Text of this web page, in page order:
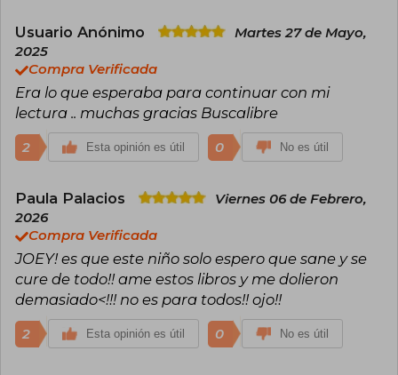
Usuario Anónimo
Martes 27 de Mayo,
2025
Compra Verificada
Era lo que esperaba para continuar con mi
lectura .. muchas gracias Buscalibre
2 Esta opinión es útil 0 No es útil
Paula Palacios
Viernes 06 de Febrero,
2026
Compra Verificada
JOEY! es que este niño solo espero que sane y se
cure de todo!! ame estos libros y me dolieron
demasiado<!!! no es para todos!! ojo!!
2 Esta opinión es útil 0 No es útil